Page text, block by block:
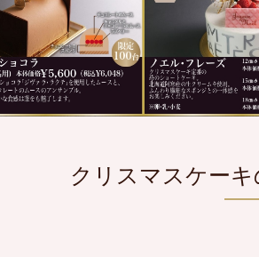
クリスマスケー